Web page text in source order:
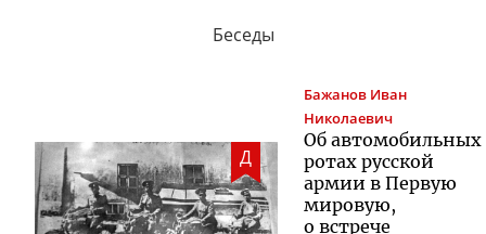
Беседы
Д
Бажанов Иван
Николаевич
Об автомобильных
ротах русской
армии в Первую
мировую,
о встрече